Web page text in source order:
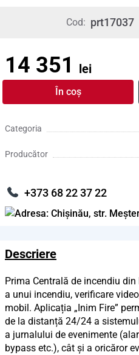
Cod: prt17037
14 351 lei
În coș
Categoria
Producător
+373 68 22 37 22
Descriere
Prima Centrală de incendiu
a unui incendiu, verificare
mobil. Aplicația „Inim Fire”
de la distanță 24/24 a
a jurnalului de evenimente
bypass etc.), cât și a oricăror